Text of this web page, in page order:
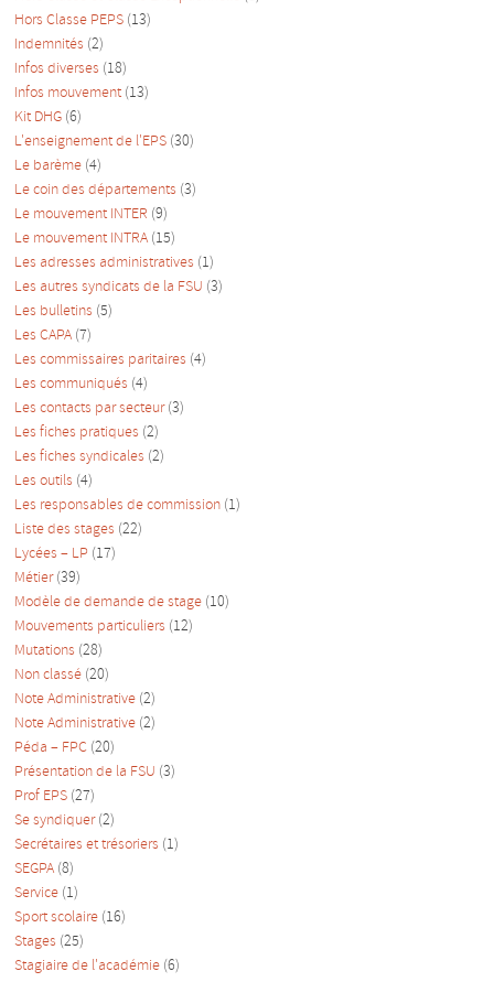
Hors Classe PEPS (13)
Indemnités (2)
Infos diverses (18)
Infos mouvement (13)
Kit DHG (6)
L'enseignement de l'EPS (30)
Le barème (4)
Le coin des départements (3)
Le mouvement INTER (9)
Le mouvement INTRA (15)
Les adresses administratives (1)
Les autres syndicats de la FSU (3)
Les bulletins (5)
Les CAPA (7)
Les commissaires paritaires (4)
Les communiqués (4)
Les contacts par secteur(3)
Les fiches pratiques (2)
Les fiches syndicales (2)
Les outils (4)
Les responsables de commission (1)
Liste des stages (22)
Lycées – LP (17)
Métier(39)
Modèle de demande de stage (10)
Mouvements particuliers (12)
Mutations (28)
Non classé (20)
Note Administrative (2)
Note Administrative (2)
Péda – FPC (20)
Présentation de la FSU (3)
Prof EPS (27)
Se syndiquer(2)
Secrétaires et trésoriers (1)
SEGPA (8)
Service (1)
Sport scolaire (16)
Stages (25)
Stagiaire de l'académie (6)